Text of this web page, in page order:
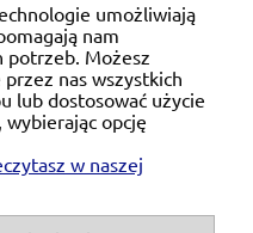
umożliwiają
nam
potrzeb. Możesz
nas wszystkich
lub dostosować użycie
opcję
w naszej